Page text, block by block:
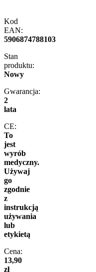
Kod
EAN:
5906874788103
Stan
produktu:
Nowy
Gwarancja:
2
lata
CE:
To
jest
wyrób
medyczny.
Używaj
go
zgodnie
z
instrukcją
używania
lub
etykietą
Cena:
13,90
zł